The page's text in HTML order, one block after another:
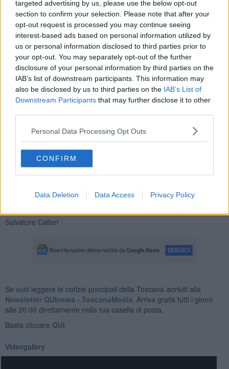
targeted advertising by us, please use the below opt-out
section to confirm your selection. Please note that after your
opt-out request is processed you may continue seeing
interest-based ads based on personal information utilized by
us or personal information disclosed to third parties prior to
your opt-out. You may separately opt-out of the further
disclosure of your personal information by third parties on the
IAB’s list of downstream participants. This information may
also be disclosed by us to third parties on the IAB’s List of
Downstream Participants that may further disclose it to other
Personal Data Processing Opt Outs
CONFIRM
Data Deletion Data Access Privacy Policy
che è in parte controllato dall'organizzazione criminale
('ndrangheta) che lo usa per non mettere a rischio il proprio
investimento.
Il mercato di Firenze ha avuto due episodi da attenzionare: nel
2017 un imprenditore locale si rivolgeva alla ‘ndrangheta per
riscuotere un debito. Segnale bruttissimo; nell'aprile 2019 una rissa
con spedizione punitiva di cui al link
https://youtu.be/hq1PVmukmSk ed al link
https://youtu.be/51AJjXlRvoY. La questione va affrontata senza
In conclusione se nel periodo 2006 abbiamo coniato lo slogan "LA
TOSCANA NON E' TERRA DI MAFIA MA LA MAFIA C'E'", nel 2018
abbiamo coniato lo slogan "LA TOSCANA E' TERRA DI
CRIMINALITA' ORGANIZZATA ED E' IN PARTE COLONIZZATA
DALLA MAFIA", per il 2020 lanciamo "LA TOSCANA RISCHIA DI
ESSER DIVORATA DALLA MAFIA IN SILENZIO".
Salvatore Calleri
Se vuoi leggere le notizie principali della Toscana iscriviti alla
Newsletter QUInews - ToscanaMedia. Arriva gratis tutti i giorni
alle 20:00 direttamente nella tua casella di posta.
Basta cliccare QUI
Videogallery